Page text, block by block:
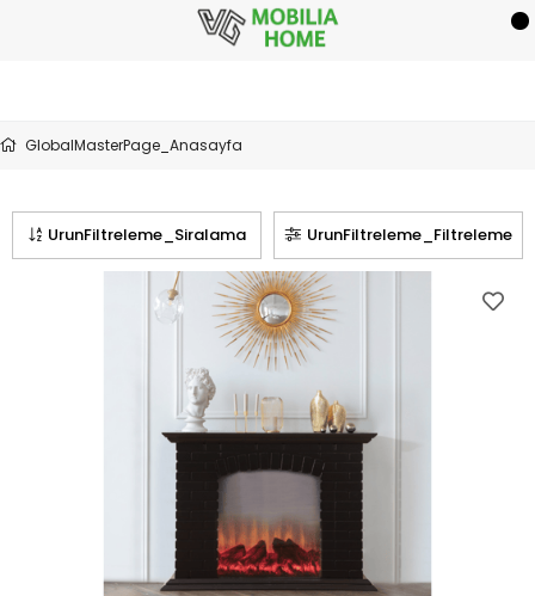
GlobalMasterPage_Anasayfa
UrunFiltreleme_Filtreleme
UrunFiltreleme_Siralama